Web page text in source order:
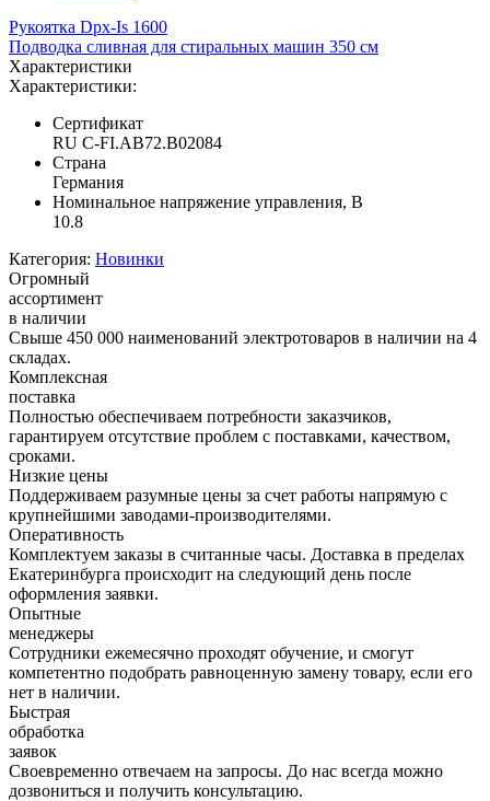
Рукоятка Dpx-Is 1600
Подводка сливная для стиральных машин 350 см
Характеристики
Характеристики:
Сертификат
RU C-FI.AB72.B02084
Страна
Германия
Номинальное напряжение управления, В
10.8
Категория: Новинки
Огромный
ассортимент
в наличии
Свыше 450 000 наименований электротоваров в наличии на 4
складах.
Комплексная
поставка
Полностью обеспечиваем потребности заказчиков,
гарантируем отсутствие проблем с поставками, качеством,
сроками.
Низкие цены
Поддерживаем разумные цены за счет работы напрямую с
крупнейшими заводами-производителями.
Оперативность
Комплектуем заказы в считанные часы. Доставка в пределах
Екатеринбурга происходит на следующий день после
оформления заявки.
Опытные
менеджеры
Сотрудники ежемесячно проходят обучение, и смогут
компетентно подобрать равноценную замену товару, если его
нет в наличии.
Быстрая
обработка
заявок
Своевременно отвечаем на запросы. До нас всегда можно
дозвониться и получить консультацию.